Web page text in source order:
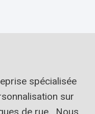
spécialisée
sur
de rue. Nous